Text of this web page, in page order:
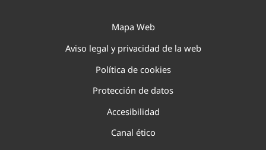
Mapa Web
Aviso legal y privacidad de la web
Política de cookies
Protección de datos
Accesibilidad
Canal ético